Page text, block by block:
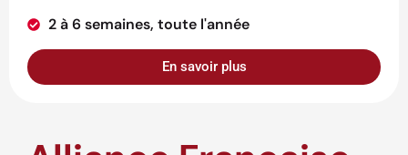
2 à 6 semaines, toute l'année
En savoir plus